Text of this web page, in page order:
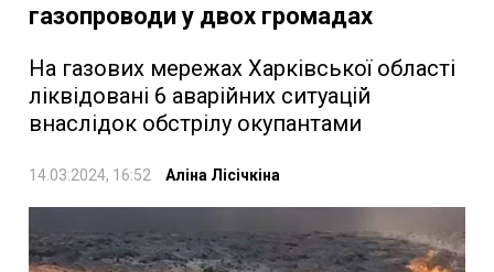
газопроводи у двох громадах
На газових мережах Харківської області
ліквідовані 6 аварійних ситуацій
внаслідок обстрілу окупантами
14.03.2024, 16:52 Аліна Лісічкіна